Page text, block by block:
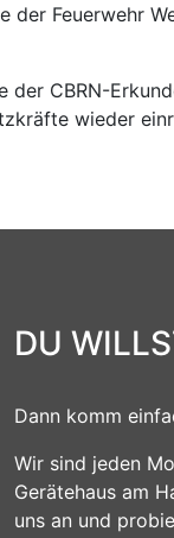
der Feuerwehr
CBRN-
wieder
DU
Dann komm
Wir sind jeden
Gerätehaus am
uns an und